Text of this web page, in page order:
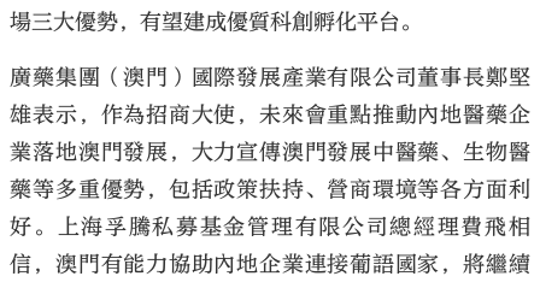
場三大優勢，有望建成優質科創孵化平台。
廣藥集團（澳門）國際發展產業有限公司董事長鄭堅
雄表示，作為招商大使，未來會重點推動內地醫藥企
業落地澳門發展，大力宣傳澳門發展中醫藥、生物醫
藥等多重優勢，包括政策扶持、營商環境等各方面利
好。上海孚騰私募基金管理有限公司總經理費飛相
信，澳門有能力協助內地企業連接葡語國家，將繼續